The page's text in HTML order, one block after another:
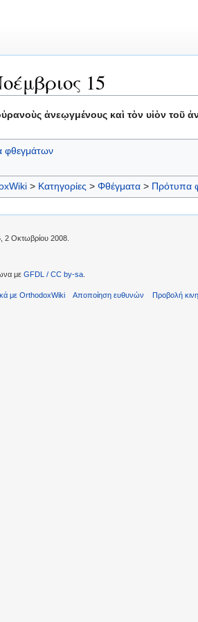
15
ἀνεῳγμένους καὶ τὸν υἱὸν τοῦ
φθεγμάτων
> Κατηγορίες > Φθέγματα > Πρότυπα
2 Οκτωβρίου 2008.
με GFDL / CC by-sa
με OrthodoxWiki Αποποίηση ευθυνών Προβολή